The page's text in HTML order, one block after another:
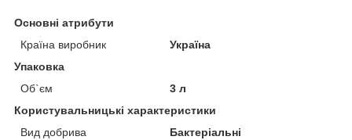
Основні атрибути
Країна виробник
Україна
Упаковка
Об`єм
3 л
Користувальницькі характеристики
Вид добрива
Бактеріальні